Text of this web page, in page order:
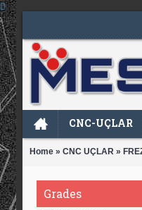
CNC-UÇLAR
Home » CNC UÇLAR »
Grades